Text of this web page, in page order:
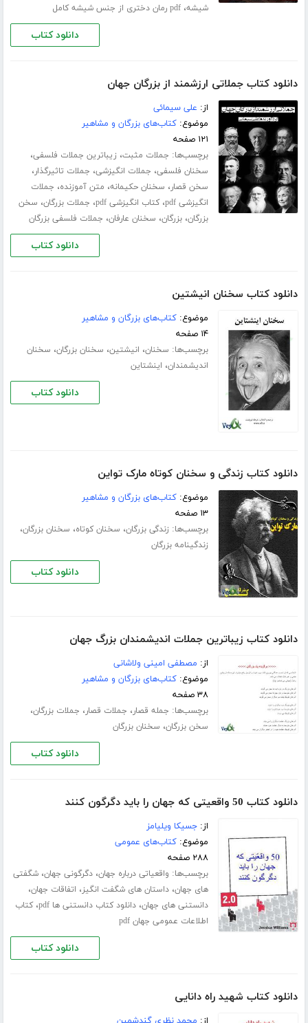
شیشه،pdf رمان دختری از جنس شیشه کامل
دانلود کتاب
دانلود کتاب جملاتی ارزشمند از بزرگان جهان
از: علی سیمائی
موضوع:کتاب‌های بزرگان و مشاهیر
۱۲۱ صفحه
برچسب‌ها: جملات مثبت، زیباترین جملات فلسفی،
سخنان فلسفی، جملات انگیزشی، جملات تاثیرگذار،
سخن قصار، سخنان حکیمانه، متن آموزنده، جملات
انگیزشی pdf
،کتاب انگیزشی pdf ، جملات بزرگان، سخن
بزرگان،بزرگان، سخنان عارفان، جملات فلسفی بزرگان
دانلود کتاب
دانلود کتاب سخنان انیشتین
موضوع:کتاب‌های بزرگان و مشاهیر
۱۴ صفحه
برچسب‌ها: سخنان، انیشتین، سخنان بزرگان، سخنان
اندیشمندان، اینشتاین
دانلود کتاب
دانلود کتاب زندگی و سخنان کوتاه مارک تواین
موضوع:کتاب‌های بزرگان و مشاهیر
۱۳ صفحه
برچسب‌ها: زندگی بزرگان، سخنان کوتاه، سخنان بزرگان،
زندگینامه بزرگان
دانلود کتاب
دانلود کتاب زیباترین جملات اندیشمندان بزرگ جهان
از: مصطفی امینی ولاشانی
موضوع:کتاب‌های بزرگان و مشاهیر
۳۸ صفحه
برچسب‌ها: جمله قصار، جملات قصار، جملات بزرگان،
سخن بزرگان، سخنان بزرگان
دانلود کتاب
دانلود کتاب 50 واقعیتی که جهان را باید دگرگون کنند
از:جسیکا ویلیامز
موضوع:کتاب‌های عمومی
۲۸۸ صفحه
برچسب‌ها: واقعیاتی درباره جهان،دگرگونی جهان،شگفتی
های جهان،داستان های شگفت انگیز، اتفاقات جهان،
دانستنی های جهان،دانلود کتاب دانستنی ها pdf ،کتاب
اطلاعات عمومی جهان pdf
دانلود کتاب
دانلود کتاب شهید راه دانایی